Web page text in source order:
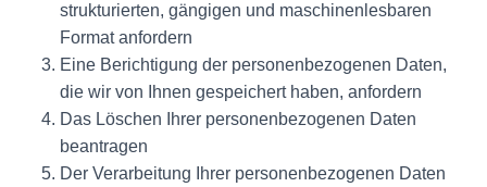
strukturierten, gängigen und maschinenlesbaren
Format anfordern
Eine Berichtigung der personenbezogenen Daten,
die wir von Ihnen gespeichert haben, anfordern
Das Löschen Ihrer personenbezogenen Daten
beantragen
Der Verarbeitung Ihrer personenbezogenen Daten